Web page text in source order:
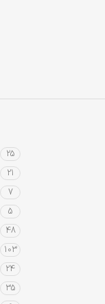
25
21
7
5
48
103
24
35